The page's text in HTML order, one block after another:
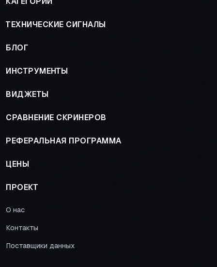
ТЕХНИЧЕСКИЕ СИГНАЛЫ
БЛОГ
ИНСТРУМЕНТЫ
ВИДЖЕТЫ
СРАВНЕНИЕ СКРИНЕРОВ
РЕФЕРАЛЬНАЯ ПРОГРАММА
ЦЕНЫ
ПРОЕКТ
О нас
Контакты
Поставщики данных